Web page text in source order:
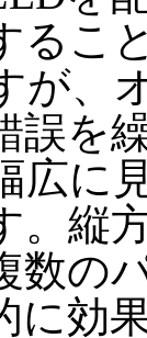
るこ
が、
誤を
広に
。縦
数の
に効